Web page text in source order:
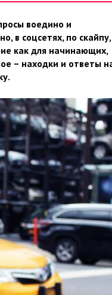
воедино и
в соцсетях, по скайпу,
как для начинающих,
– находки и ответы